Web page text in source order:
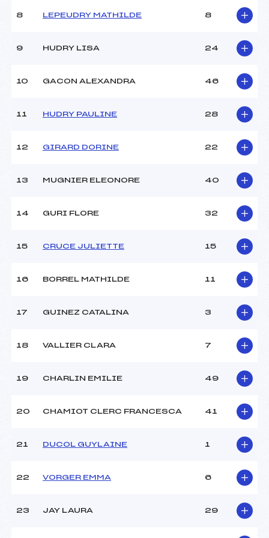
Ouvreurs D :
Météo :
BEAU
CANON
Nombre de portes :
28
Traceur :
DUNAND JULIEN (SA)
CLUB DES SPORTS ()
CLUB DES SPORTS ()
Ouvreurs C :
Ouvreurs E :
Pénalité appliquée :
255.0000
8 LEPEUDRY MATHILDE 8
9 HUDRY LISA 24
10 GACON ALEXANDRA 46
11 HUDRY PAULINE 28
12 GIRARD DORINE 22
13 MUGNIER ELEONORE 40
14 GURI FLORE 32
15 CRUCE JULIETTE 15
16 BORREL MATHILDE 11
17 GUINEZ CATALINA 3
18 VALLIER CLARA 7
19 CHARLIN EMILIE 49
20 CHAMIOT CLERC FRANCESCA 41
21 DUCOL GUYLAINE 1
22 VORGER EMMA 6
23 JAY LAURA 29